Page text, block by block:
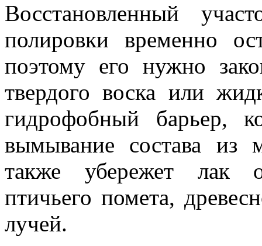
Восстановленный
полировки временно
поэтому его нужно
твердого воска или
гидрофобный барьер,
вымывание состава из
также убережет лак
птичьего помета,
лучей.